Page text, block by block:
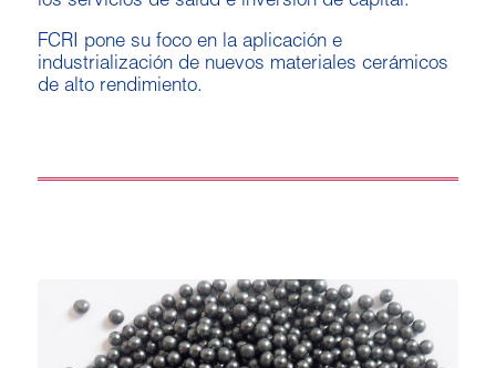
FCRI pone su foco en la aplicación e
industrialización de nuevos materiales cerámicos
de alto rendimiento.